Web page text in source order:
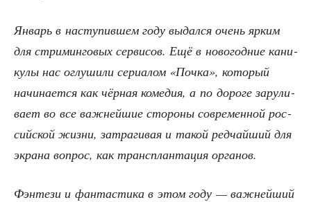
Январь в насту­пив­шем году выдал­ся очень ярким
для стри­мин­го­вых сер­ви­сов. Ещё в ново­год­ние кани­
ку­лы нас оглу­ши­ли сери­а­лом «Поч­ка», кото­рый
начи­на­ет­ся как чёр­ная коме­дия, а по доро­ге зару­ли­
ва­ет во все важ­ней­шие сто­ро­ны совре­мен­ной рос­
сий­ской жиз­ни, затра­ги­вая и такой ред­чай­ший для
экра­на вопрос, как транс­план­та­ция органов.
Фэн­те­зи и фан­та­сти­ка в этом году — важ­ней­ший